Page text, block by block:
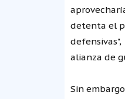
detenta el
alianza de
Sin